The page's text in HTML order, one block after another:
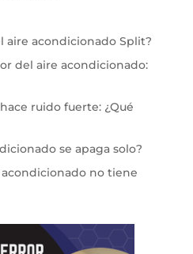
aire acondicionado Split?
del aire acondicionado:
ruido fuerte: ¿Qué
se apaga solo?
acondicionado no tiene